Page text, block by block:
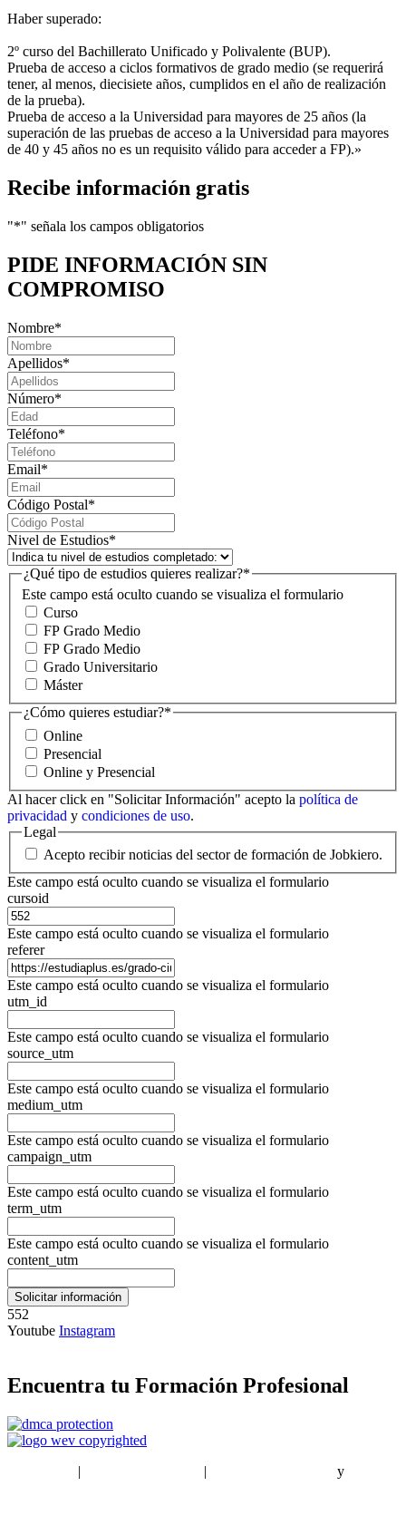
Haber superado:
2º curso del Bachillerato Unificado y Polivalente (BUP).
Prueba de acceso a ciclos formativos de grado medio (se requerirá
tener, al menos, diecisiete años, cumplidos en el año de realización
de la prueba).
Prueba de acceso a la Universidad para mayores de 25 años (la
superación de las pruebas de acceso a la Universidad para mayores
de 40 y 45 años no es un requisito válido para acceder a FP).»
Recibe información gratis
"*" señala los campos obligatorios
PIDE INFORMACIÓN SIN
COMPROMISO
Nombre*
Apellidos*
Número*
Teléfono*
Email*
Código Postal*
Nivel de Estudios*
Este campo está oculto cuando se visualiza el formulario
¿Qué tipo de estudios quieres realizar?*
Curso
FP Grado Medio
FP Grado Medio
Grado Universitario
Máster
¿Cómo quieres estudiar?*
Online
Presencial
Online y Presencial
Al hacer click en "Solicitar Información" acepto la política de
privacidad y condiciones de uso.
Legal
Acepto recibir noticias del sector de formación de Jobkiero.
Este campo está oculto cuando se visualiza el formulario
cursoid
Este campo está oculto cuando se visualiza el formulario
referer
Este campo está oculto cuando se visualiza el formulario
utm_id
Este campo está oculto cuando se visualiza el formulario
source_utm
Este campo está oculto cuando se visualiza el formulario
medium_utm
Este campo está oculto cuando se visualiza el formulario
campaign_utm
Este campo está oculto cuando se visualiza el formulario
term_utm
Este campo está oculto cuando se visualiza el formulario
content_utm
552
Youtube Instagram
Encuentra tu Formación Profesional
| | y